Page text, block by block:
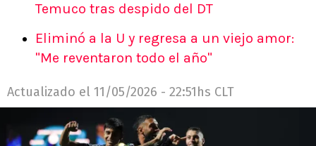
Temuco tras despido del DT
Eliminó a la U y regresa a un viejo amor:
"Me reventaron todo el año"
Actualizado el 11/05/2026 - 22:51hs CLT